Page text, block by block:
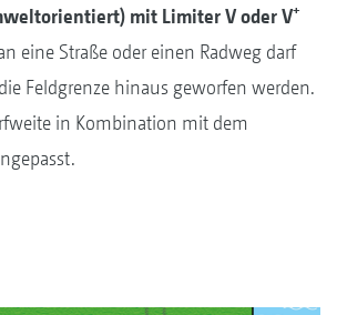
mit Limiter V oder V+
eine Straße oder einen Radweg darf
Feldgrenze hinaus geworfen werden.
in Kombination mit dem